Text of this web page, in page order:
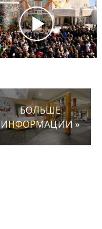
БОЛЬШЕ
ИНФОРМАЦИИ »